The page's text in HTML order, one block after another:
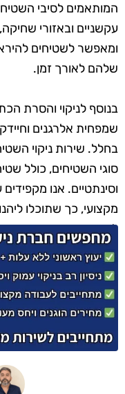
המותאמים לסיבי
עקשניים ובאזורי
ומאפשר לשטיחים
שלהם לאורך זמן.
בנוסף לניקוי והסרת
שמפחית אלרגנים
בחלל. שירות ניקוי
סוגי השטיחים, כולל
וסינתטיים. אנו
מקצועי, כך שתוכלו
לאורך זמן.